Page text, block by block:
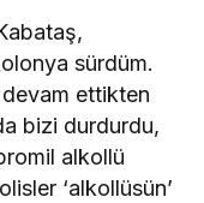
sürdüm.
devam ettikten
bizi durdurdu,
alkollü
‘alkollüsün’